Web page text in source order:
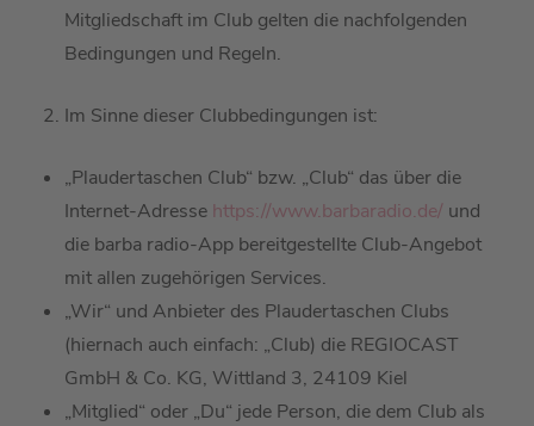
Mitgliedschaft im Club gelten die nachfolgenden
Bedingungen und Regeln.
Im Sinne dieser Clubbedingungen ist:
„Plaudertaschen Club“ bzw. „Club“ das über die
Internet-Adresse https://www.barbaradio.de/ und
die barba radio-App bereitgestellte Club-Angebot
mit allen zugehörigen Services.
„Wir“ und Anbieter des Plaudertaschen Clubs
(hiernach auch einfach: „Club) die REGIOCAST
GmbH & Co. KG, Wittland 3, 24109 Kiel
„Mitglied“ oder „Du“ jede Person, die dem Club als